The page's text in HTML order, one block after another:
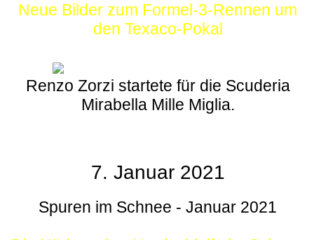
Neue Bilder zum Formel-3-Rennen um
den Texaco-Pokal
Renzo Zorzi startete für die Scuderia
Mirabella Mille Miglia.
7. Januar 2021
Spuren im Schnee - Januar 2021